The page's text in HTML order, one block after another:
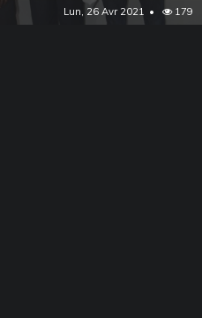
Lun, 26 Avr 2021 179